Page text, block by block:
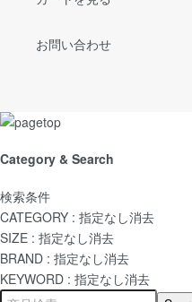
お問い合わせ
Category & Search
検索条件
CATEGORY : 指定なし消去
SIZE : 指定なし消去
BRAND : 指定なし消去
KEYWORD : 指定なし消去